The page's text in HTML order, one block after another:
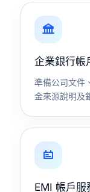
企業銀行帳
準備公司文件
金來源說明及
EMI 帳戶服